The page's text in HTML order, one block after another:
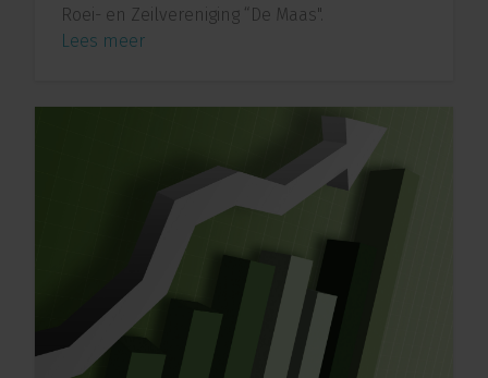
Roei- en Zeilvereniging “De Maas".
Lees meer